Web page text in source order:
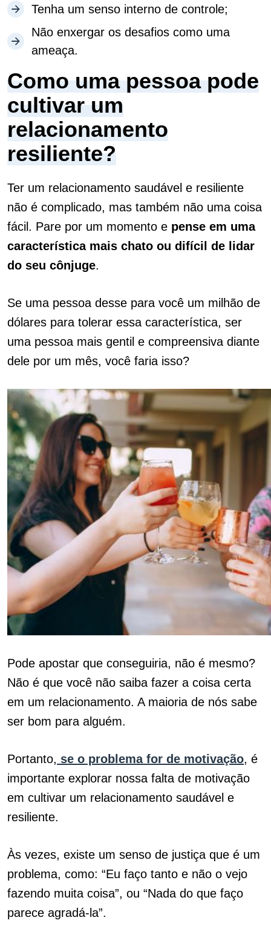
Tenha um senso interno de controle;
Não enxergar os desafios como uma
ameaça.
Como uma pessoa pode
cultivar um
relacionamento
resiliente?
Ter um relacionamento saudável e resiliente
não é complicado, mas também não uma coisa
fácil. Pare por um momento e pense em uma
característica mais chato ou difícil de lidar
do seu cônjuge.
Se uma pessoa desse para você um milhão de
dólares para tolerar essa característica, ser
uma pessoa mais gentil e compreensiva diante
dele por um mês, você faria isso?
Pode apostar que conseguiria, não é mesmo?
Não é que você não saiba fazer a coisa certa
em um relacionamento. A maioria de nós sabe
ser bom para alguém.
Portanto, se o problema for de motivação, é
importante explorar nossa falta de motivação
em cultivar um relacionamento saudável e
resiliente.
Às vezes, existe um senso de justiça que é um
problema, como: “Eu faço tanto e não o vejo
fazendo muita coisa”, ou “Nada do que faço
parece agradá-la”.